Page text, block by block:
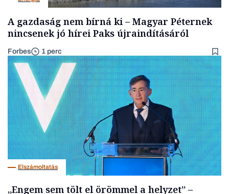
A gazdaság nem bírná ki – Magyar Péternek
nincsenek jó hírei Paks újraindításáról
Forbes 1 perc
Elszámoltatás
„Engem sem tölt el örömmel a helyzet” –